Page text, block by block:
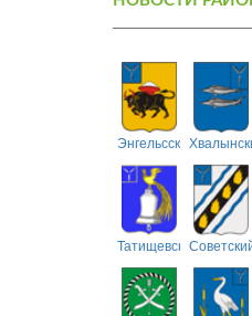
Энгельсский
ТатищевскийСоветский